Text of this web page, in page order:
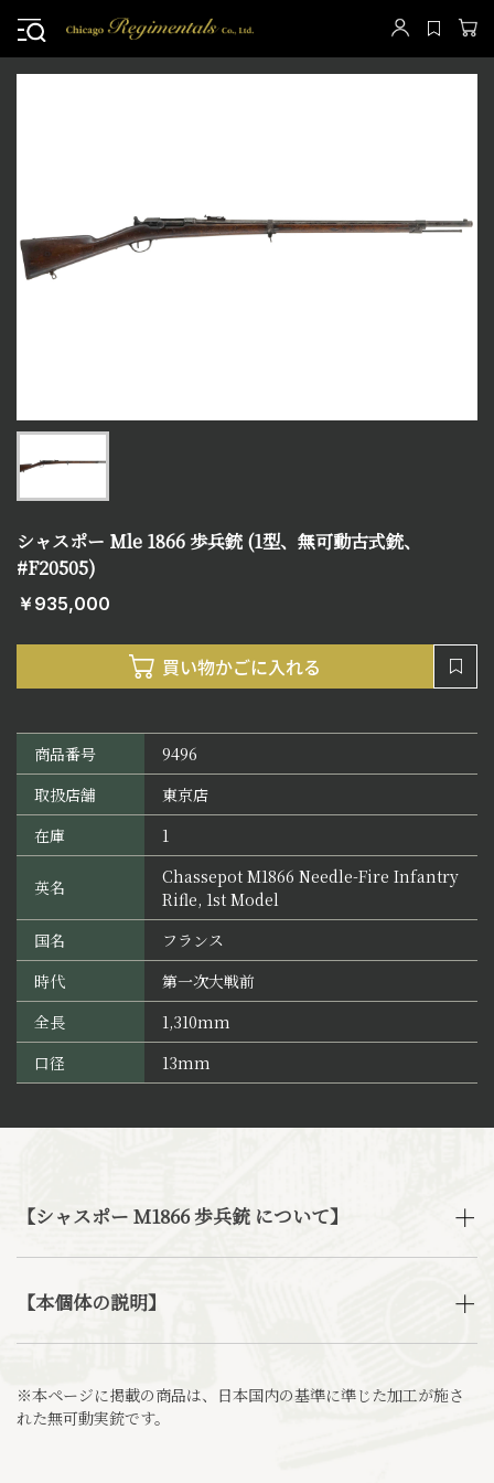
シャスポー Mle 1866 歩兵銃 (1型、無可動古式銃、
#F20505)
￥935,000
商品番号
9496
取扱店舗
東京店
在庫
1
英名
Chassepot M1866 Needle-Fire Infantry
Rifle, 1st Model
国名
フランス
時代
第一次大戦前
全長
1,310mm
口径
13mm
【シャスポー M1866 歩兵銃 について】
【本個体の説明】
※本ページに掲載の商品は、日本国内の基準に準じた加工が施さ
れた無可動実銃です。